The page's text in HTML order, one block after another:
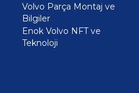
Volvo Parça Montaj ve
Bilgiler
Enok Volvo NFT ve
Teknoloji